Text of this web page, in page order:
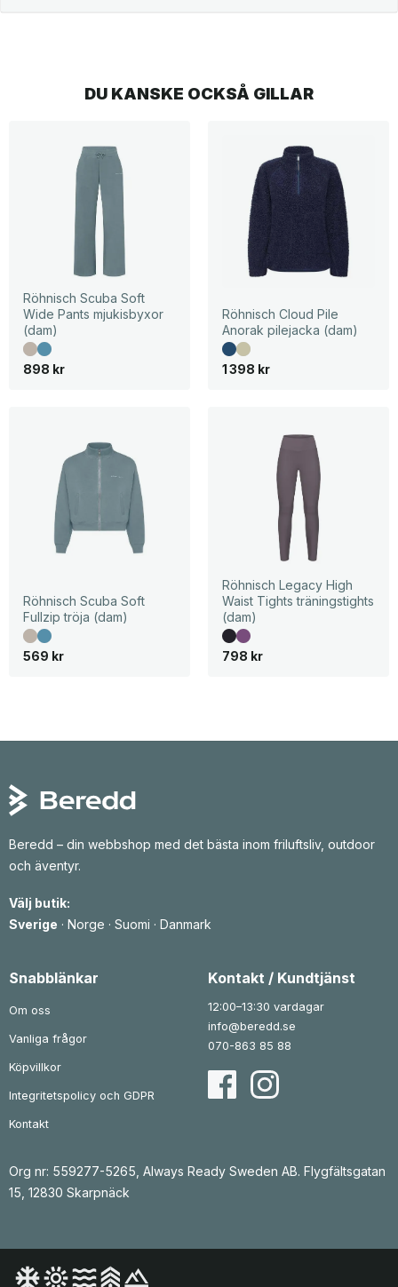
DU KANSKE OCKSÅ GILLAR
Röhnisch Scuba Soft
Wide Pants mjukisbyxor
(dam)
898 kr
Röhnisch Cloud Pile
Anorak pilejacka (dam)
1 398 kr
Röhnisch Scuba Soft
Fullzip tröja (dam)
569 kr
Röhnisch Legacy High
Waist Tights träningstights
(dam)
798 kr
Beredd – din webbshop med det bästa inom friluftsliv, outdoor
och äventyr.
Välj butik:
Sverige · Norge · Suomi · Danmark
Snabblänkar
Om oss
Vanliga frågor
Köpvillkor
Integritetspolicy och GDPR
Kontakt
Kontakt / Kundtjänst
12:00–13:30 vardagar
info@beredd.se
070-863 85 88
Org nr: 559277-5265, Always Ready Sweden AB. Flygfältsgatan
15, 12830 Skarpnäck